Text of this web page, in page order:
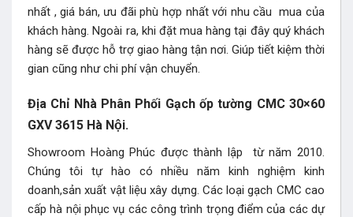
nhất , giá bán, ưu đãi phù hợp nhất với nhu cầu mua của
khách hàng. Ngoài ra, khi đặt mua hàng tại đây quý khách
hàng sẽ được hỗ trợ giao hàng tận nơi. Giúp tiết kiệm thời
gian cũng như chi phí vận chuyển.
Địa Chỉ Nhà Phân Phối Gạch ốp tường CMC 30×60
GXV 3615 Hà Nội.
Showroom Hoàng Phúc được thành lập từ năm 2010.
Chúng tôi tự hào có nhiều năm kinh nghiệm kinh
doanh,sản xuất vật liệu xây dựng. Các loại gạch CMC cao
cấp hà nội phục vụ các công trình trọng điểm của các dự